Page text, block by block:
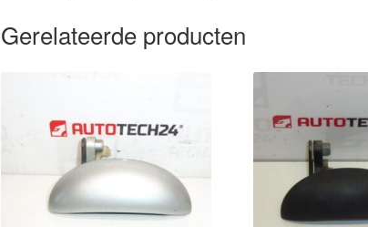
Gerelateerde producten